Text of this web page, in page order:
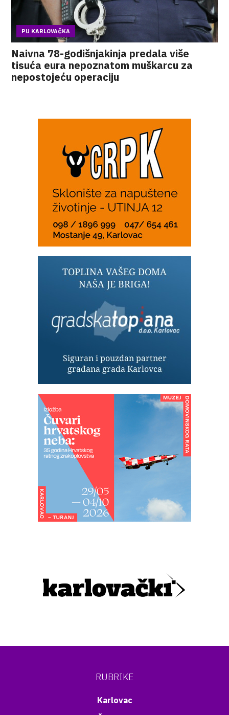
PU KARLOVAČKA
Naivna 78-godišnjakinja predala više
tisuća eura nepoznatom muškarcu za
nepostojeću operaciju
RUBRIKE
Karlovac